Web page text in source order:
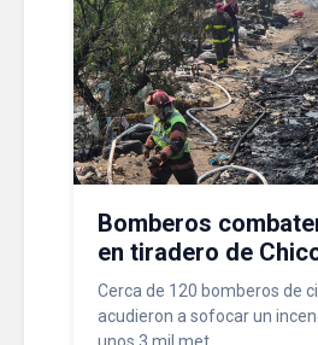
Bomberos
en tiradero de
Cerca de 120 bomberos de
acudieron a sofocar un